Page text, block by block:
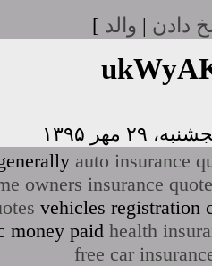
دادن | والد ]
auto insurance
owners insurance quote
vehicles registration
money paid health
free car